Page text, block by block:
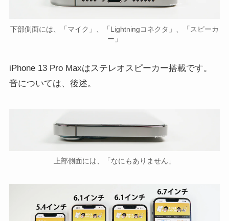
下部側面には、「マイク」、「Lightningコネクタ」、「スピーカ
ー」
iPhone 13 Pro Maxはステレオスピーカー搭載です。
音については、後述。
上部側面には、「なにもありません」